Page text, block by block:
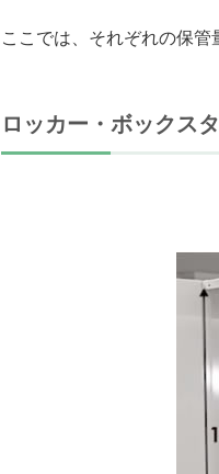
ここでは、それぞれの保管
ロッカー・ボックス